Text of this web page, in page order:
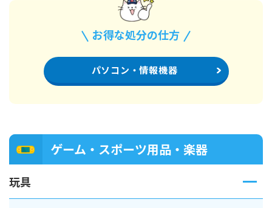
お得な処分の仕方
パソコン・情報機器
ゲーム・スポーツ用品・楽器
玩具